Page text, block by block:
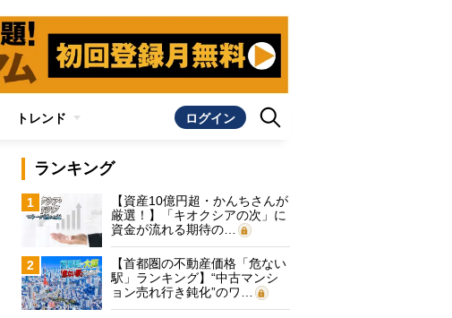
トレンド ログイン
ランキング
1
【資産10億円超・かんちさんが
厳選！】「キオクシアの次」に
資金が流れる期待の…
2
【首都圏の不動産価格「危ない
駅」ランキング】“中古マンシ
ョン売れ行き鈍化”のワ…